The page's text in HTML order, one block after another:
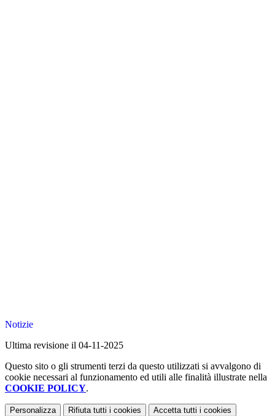
Notizie
Ultima revisione il 04-11-2025
Questo sito o gli strumenti terzi da questo utilizzati si avvalgono di
cookie necessari al funzionamento ed utili alle finalità illustrate nella
COOKIE POLICY.
Personalizza Rifiuta tutti i cookies Accetta tutti i cookies